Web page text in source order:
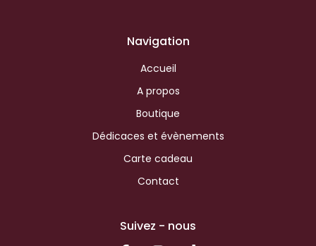
Navigation
Accueil
A propos
Boutique
Dédicaces et évènements
Carte cadeau
Contact
Suivez - nous